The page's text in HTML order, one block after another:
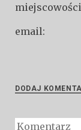
email:
DODAJ